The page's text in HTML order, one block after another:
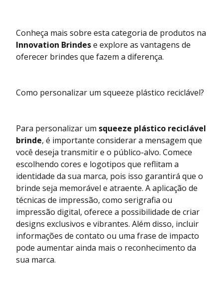
Conheça mais sobre esta categoria de produtos na
Innovation Brindese explore as vantagens de
oferecer brindes que fazem a diferença.
Como personalizar um squeeze plástico reciclável?
Para personalizar um squeeze plástico reciclável
brinde, é importante considerar a mensagem que
você deseja transmitir e o público-alvo. Comece
escolhendo cores e logotipos que reflitam a
identidade da sua marca, pois isso garantirá que o
brinde seja memorável e atraente. A aplicação de
técnicas de impressão, como serigrafia ou
impressão digital, oferece a possibilidade de criar
designs exclusivos e vibrantes. Além disso, incluir
informações de contato ou uma frase de impacto
pode aumentar ainda mais o reconhecimento da
sua marca.